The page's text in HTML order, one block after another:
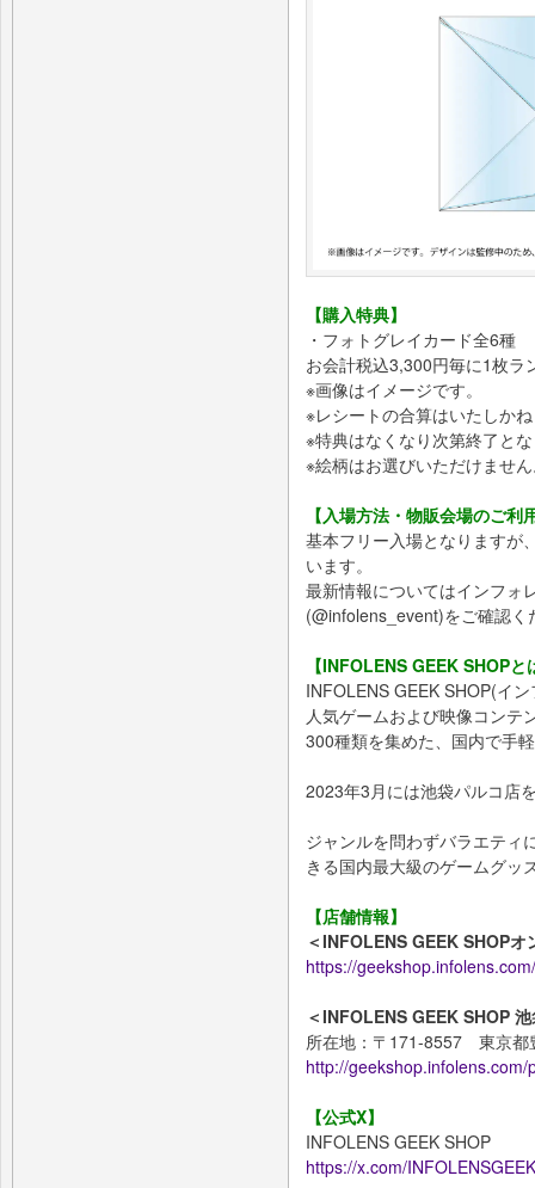
【購入特典】
・フォトグレイカード全6種
お会計税込3,300円毎に1枚ラ
※画像はイメージです。
※レシートの合算はいたしか
※特典はなくなり次第終了と
※絵柄はお選びいただけませ
【入場方法・物販会場のご利
基本フリー入場となりますが
います。
最新情報についてはインフォ
(@infolens_event)をご確認く
【INFOLENS GEEK SHOPと
INFOLENS GEEK SHOP(イ
人気ゲームおよび映像コンテ
300種類を集めた、国内で手
2023年3月には池袋パルコ店
ジャンルを問わずバラエティ
きる国内最大級のゲームグッ
【店舗情報】
＜INFOLENS GEEK SHOP
https://geekshop.infolens.com/
＜INFOLENS GEEK SHOP
所在地：〒171-8557 東京都
http://
【公式X】
INFOLENS GEEK SHOP
https://x.com/INFOLENSGEEK